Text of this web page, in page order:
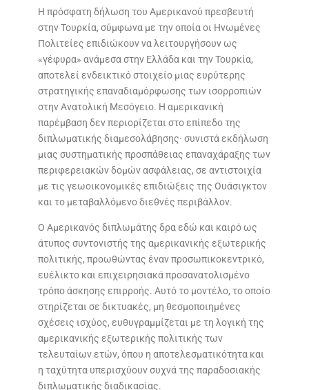
e
b
o
o
k
itt
er
ar
e
Η πρόσφατη δήλωση του Αμερικανού πρεσβευτή
στην Τουρκία, σύμφωνα με την οποία οι Ηνωμένες
Πολιτείες επιδιώκουν να λειτουργήσουν ως
«γέφυρα» ανάμεσα στην Ελλάδα και την Τουρκία,
αποτελεί ενδεικτικό στοιχείο μιας ευρύτερης
στρατηγικής επαναδιαμόρφωσης των ισορροπιών
στην Ανατολική Μεσόγειο. Η αμερικανική
παρέμβαση δεν περιορίζεται στο επίπεδο της
διπλωματικής διαμεσολάβησης· συνιστά εκδήλωση
μιας συστηματικής προσπάθειας επαναχάραξης των
περιφερειακών δομών ασφάλειας, σε αντιστοιχία
με τις γεωοικονομικές επιδιώξεις της Ουάσιγκτον
και το μεταβαλλόμενο διεθνές περιβάλλον.
Ο Αμερικανός διπλωμάτης δρα εδώ και καιρό ως
άτυπος συντονιστής της αμερικανικής εξωτερικής
πολιτικής, προωθώντας έναν προσωπικοκεντρικό,
ευέλικτο και επιχειρησιακά προσανατολισμένο
τρόπο άσκησης επιρροής. Αυτό το μοντέλο, το οποίο
στηρίζεται σε δικτυακές, μη θεσμοποιημένες
σχέσεις ισχύος, ευθυγραμμίζεται με τη λογική της
αμερικανικής εξωτερικής πολιτικής των
τελευταίων ετών, όπου η αποτελεσματικότητα και
η ταχύτητα υπερισχύουν συχνά της παραδοσιακής
διπλωματικής διαδικασίας.